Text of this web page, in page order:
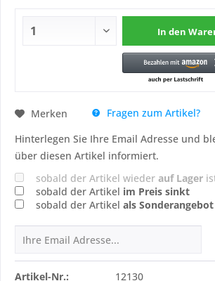
In den
Merken
Fragen zum Artikel?
Hinterlegen Sie Ihre Email Adresse und
über diesen Artikel informiert.
sobald der Artikel wieder auf Lager
sobald der Artikel im Preis sinkt
sobald der Artikel als Sonderangebot
Artikel-Nr.:
12130